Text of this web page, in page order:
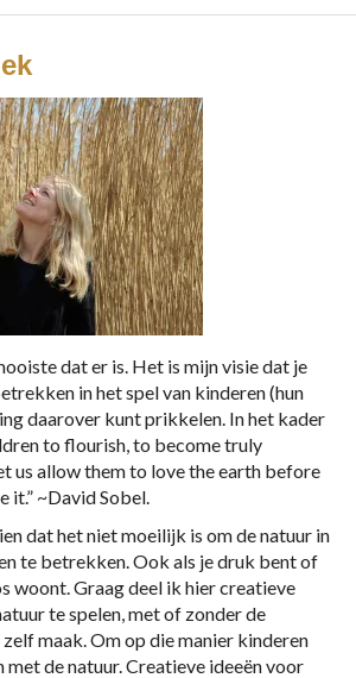
door stoepkrijtpoeder
speelidee:
met bloemen
dat er is. Het is mijn visie dat je
in het spel van kinderen (hun
daarover kunt prikkelen. In het kader
to flourish, to become truly
us allow them to love the earth before
it.” ~David Sobel.
dat het niet moeilijk is om de natuur in
te betrekken. Ook als je druk bent of
woont. Graag deel ik hier creatieve
te spelen, met of zonder de
maak. Om op die manier kinderen
de natuur. Creatieve ideeën voor